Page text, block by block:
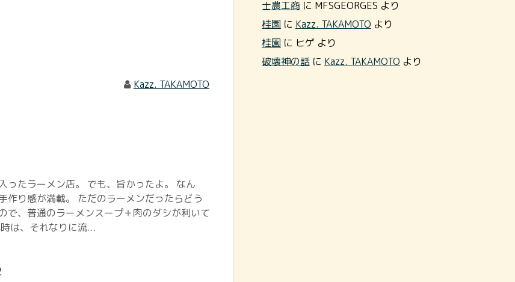
Kazz. TAKAMOTO
ったラーメン店。 でも、旨かったよ。 なん
作り感が満載。 ただのラーメンだったらどう
で、普通のラーメンスープ＋肉のダシが利いて
は、それなりに流...
士農工商 に MFSGEORGES より
桂園 に Kazz. TAKAMOTO より
桂園 に ヒゲ より
破壊神の話 に Kazz. TAKAMOTO より